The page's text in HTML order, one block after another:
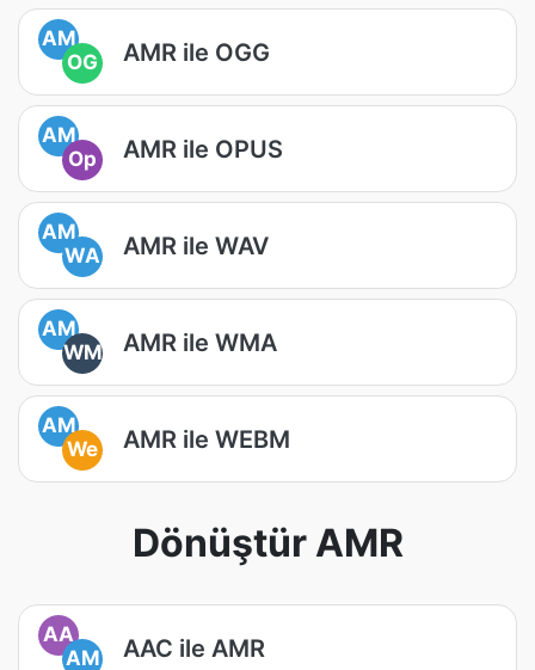
AM
OG
AMR ile OGG
AM
Op
AMR ile OPUS
AM
WA
AMR ile WAV
AM
WM
AMR ile WMA
AM
We
AMR ile WEBM
Dönüştür AMR
AA
AM
AAC ile AMR